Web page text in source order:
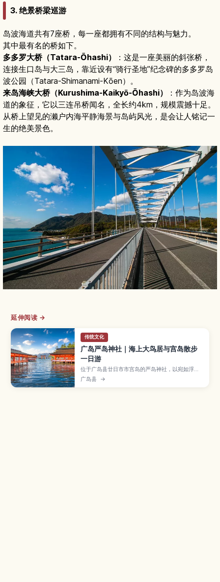
3. 绝景桥梁巡游
岛波海道共有7座桥，每一座都拥有不同的结构与魅力。
其中最有名的桥如下。
多多罗大桥（Tatara-Ōhashi）
：这是一座美丽的斜张桥，
连接生口岛与大三岛，靠近设有“骑行圣地”纪念碑的多多罗岛
波公园（Tatara-Shimanami-Kōen）。
来岛海峡大桥（Kurushima-Kaikyō-Ōhashi）
：作为岛波海
道的象征，它以三连吊桥闻名，全长约4km，规模震撼十足。
从桥上望见的濑户内海平静海景与岛屿风光，是会让人铭记一
生的绝美景色。
延伸阅读 →
传统文化
广岛严岛神社｜海上大鸟居与宫岛散步
一日游
位于广岛县廿日市市宫岛的严岛神社，以宛如浮在
海面上的朱红社殿与巨大海上鸟居闻名，是世界遗
产与“日本三景”之一，深受海外旅客喜爱。本文介
广岛县 →